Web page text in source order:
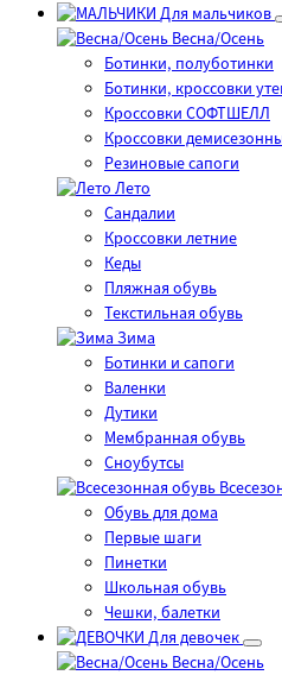
Для мальчиков
Весна/Осень
Ботинки, полуботинки
Ботинки, кроссовки
Кроссовки СОФТШЕЛЛ
Кроссовки
Резиновые сапоги
Лето
Cандалии
Кроссовки летние
Кеды
Пляжная обувь
Текстильная обувь
Зима
Ботинки и сапоги
Валенки
Дутики
Мембранная обувь
Сноубутсы
Обувь для дома
Первые шаги
Пинетки
Школьная обувь
Чешки, балетки
Для девочек
Весна/Осень